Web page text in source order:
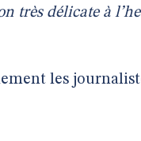
très délicate à
les